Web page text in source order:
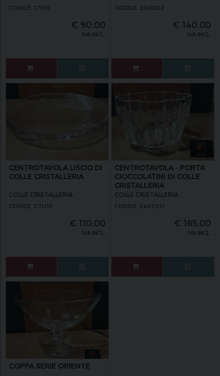
CODICE: CT90
€ 90,00
IVA INCL.
CODICE: 2501022
€ 140,00
IVA INCL.
CENTROTAVOLA LISCIO DI
COLLE CRISTALLERIA
COLLE CRISTALLERIA
CODICE: CTL110
€ 110,00
IVA INCL.
CENTROTAVOLA - PORTA
CIOCCOLATINI DI COLLE
CRISTALLERIA
COLLE CRISTALLERIA
CODICE: 2402021
€ 165,00
IVA INCL.
COPPA SERIE ORIENTE